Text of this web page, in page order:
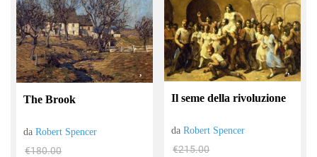
The Brook
daRobert Spencer
€180.00
Il seme della rivoluzione
daRobert Spencer
€215.00